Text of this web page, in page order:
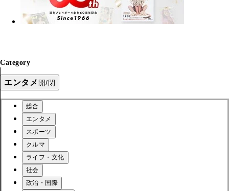
Category
エンタメ 開/閉
総合
エンタメ
スポーツ
クルマ
ライフ・文化
社会
政治・国際